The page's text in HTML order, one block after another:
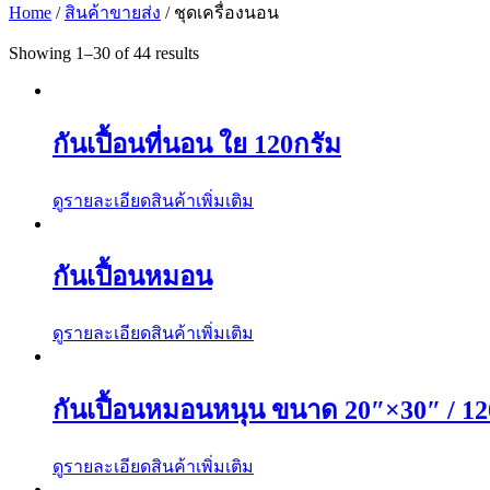
Home / สินค้าขายส่ง / ชุดเครื่องนอน
Showing 1–30 of 44 results
กันเปื้อนที่นอน ใย 120กรัม
ดูรายละเอียดสินค้าเพิ่มเติม
กันเปื้อนหมอน
ดูรายละเอียดสินค้าเพิ่มเติม
กันเปื้อนหมอนหนุน ขนาด 20″×30″ /
ดูรายละเอียดสินค้าเพิ่มเติม